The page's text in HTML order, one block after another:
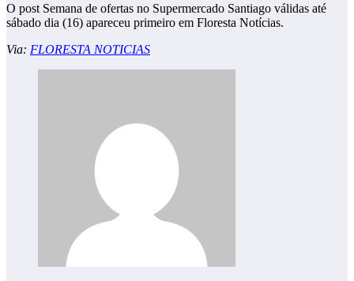
O post Semana de ofertas no Supermercado Santiago válidas até
sábado dia (16) apareceu primeiro em Floresta Notícias.
Via: FLORESTA NOTICIAS